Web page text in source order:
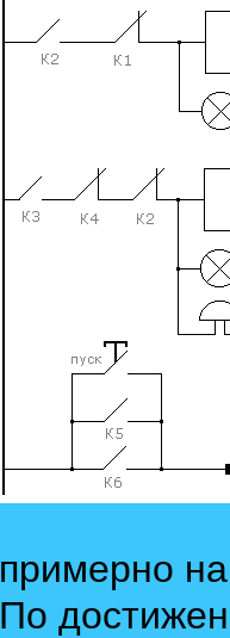
примерно
По